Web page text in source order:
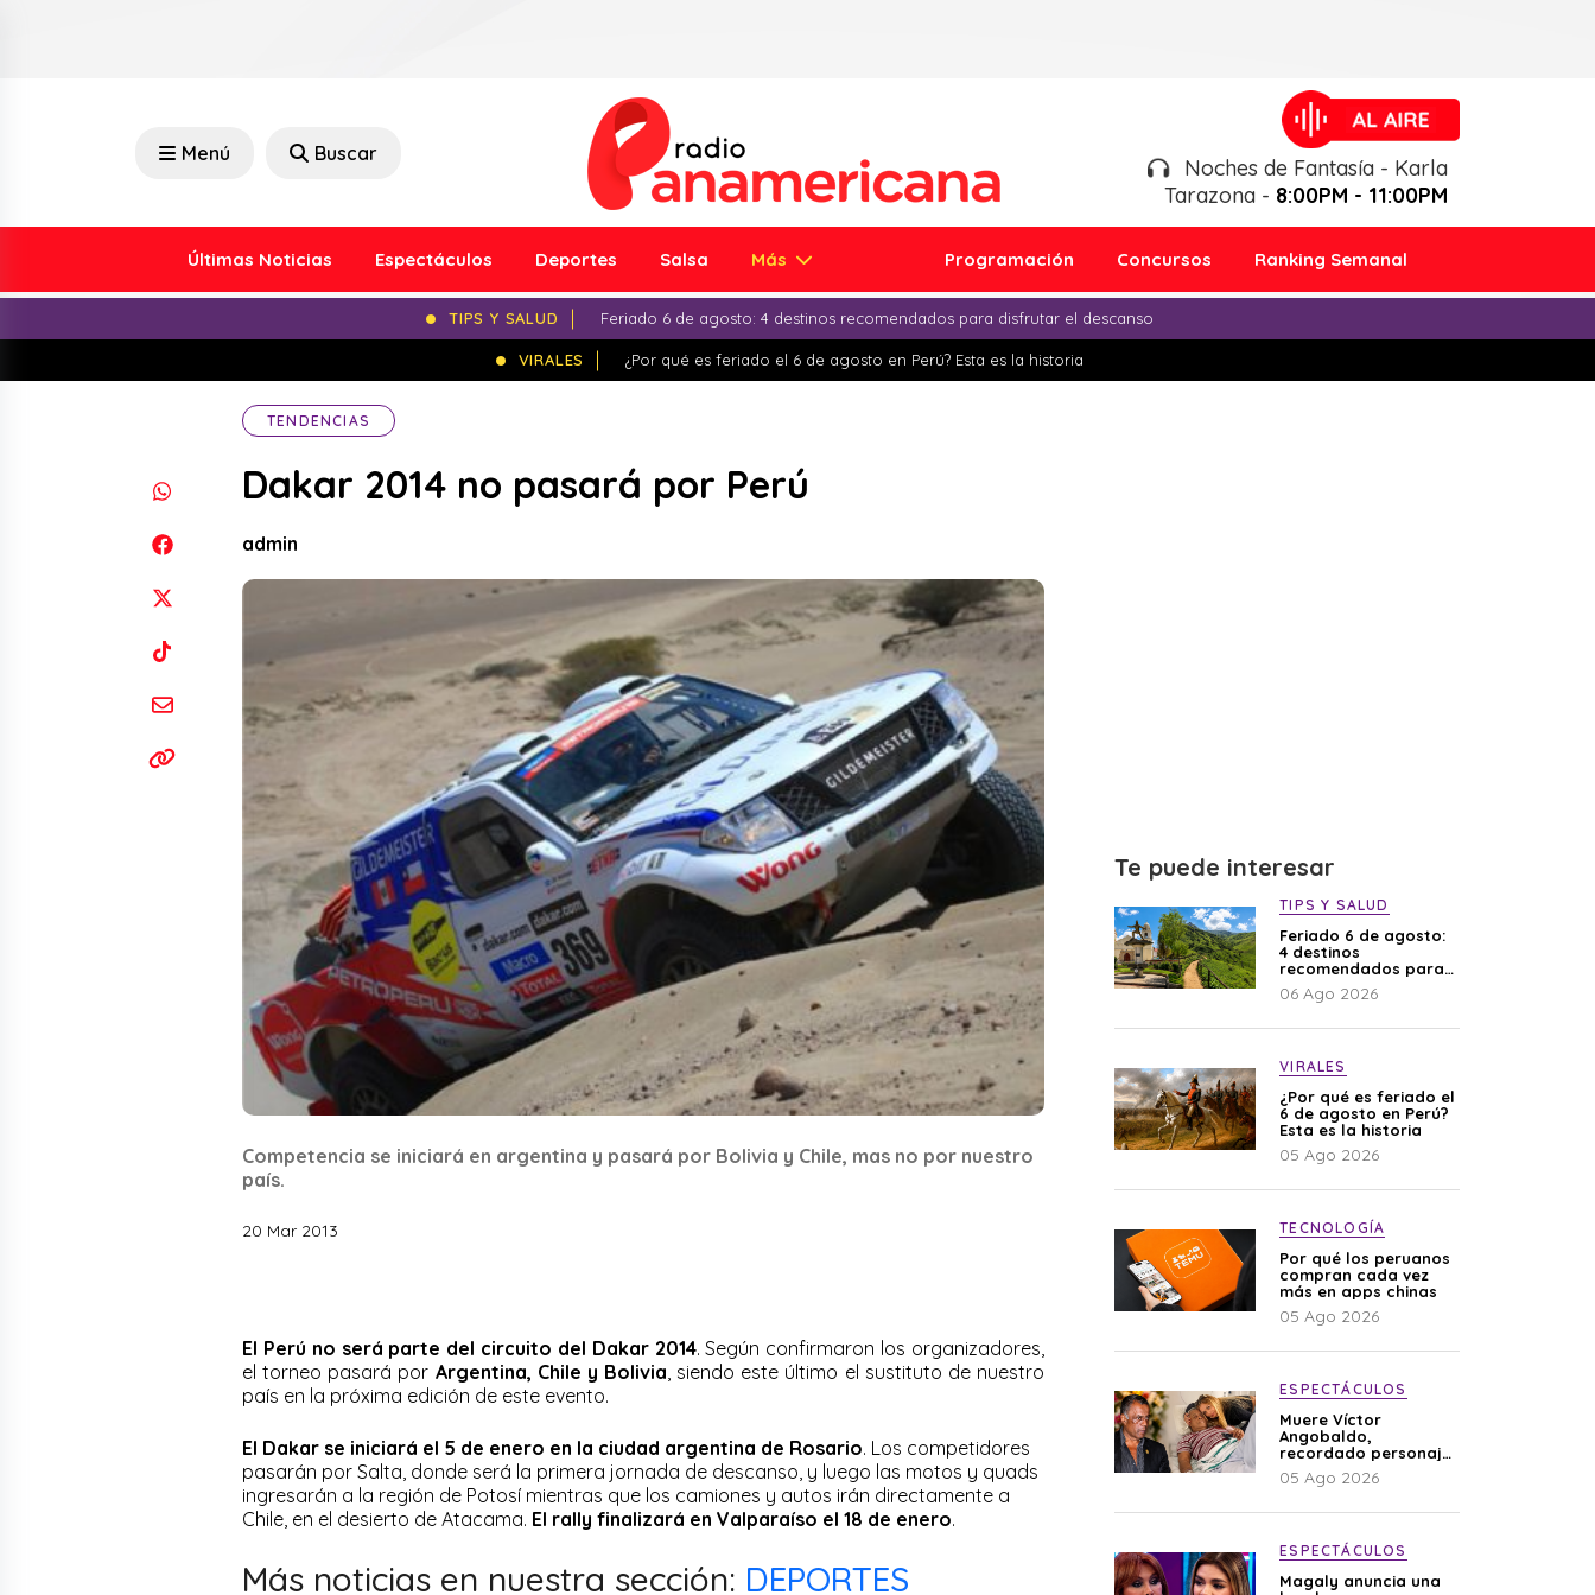
Menú Buscar
Noches de Fantasía - Karla
Tarazona - 8:00PM - 11:00PM
Últimas Noticias Espectáculos Deportes Salsa Más Programación Concursos Ranking Semanal
TIPS Y SALUD Feriado 6 de agosto: 4 destinos recomendados para disfrutar el descanso
VIRALES ¿Por qué es feriado el 6 de agosto en Perú? Esta es la historia
TENDENCIAS
Dakar 2014 no pasará por Perú
admin
Competencia se iniciará en argentina y pasará por Bolivia y Chile, mas no por nuestro
país.
20 Mar 2013
El Perú no será parte del circuito del Dakar 2014. Según confirmaron los organizadores,
el torneo pasará por Argentina, Chile y Bolivia , siendo este último el sustituto de nuestro
país en la próxima edición de este evento.
El Dakar se iniciará el 5 de enero en la ciudad argentina de Rosario. Los competidores
pasarán por Salta, donde será la primera jornada de descanso, y luego las motos y quads
ingresarán a la región de Potosí mientras que los camiones y autos irán directamente a
Chile, en el desierto de Atacama. El rally finalizará en Valparaíso el 18 de enero.
Más noticias en nuestra sección: DEPORTES
Te puede interesar
TIPS Y SALUD
Feriado 6 de agosto:
4 destinos
recomendados para
disfrutar el descanso
06 Ago 2026
VIRALES
¿Por qué es feriado el
6 de agosto en Perú?
Esta es la historia
05 Ago 2026
TECNOLOGÍA
Por qué los peruanos
compran cada vez
más en apps chinas
05 Ago 2026
ESPECTÁCULOS
Muere Víctor
Angobaldo,
recordado personaje
de la farándula y
expareja de Shirley
05 Ago 2026
ESPECTÁCULOS
Magaly anuncia una